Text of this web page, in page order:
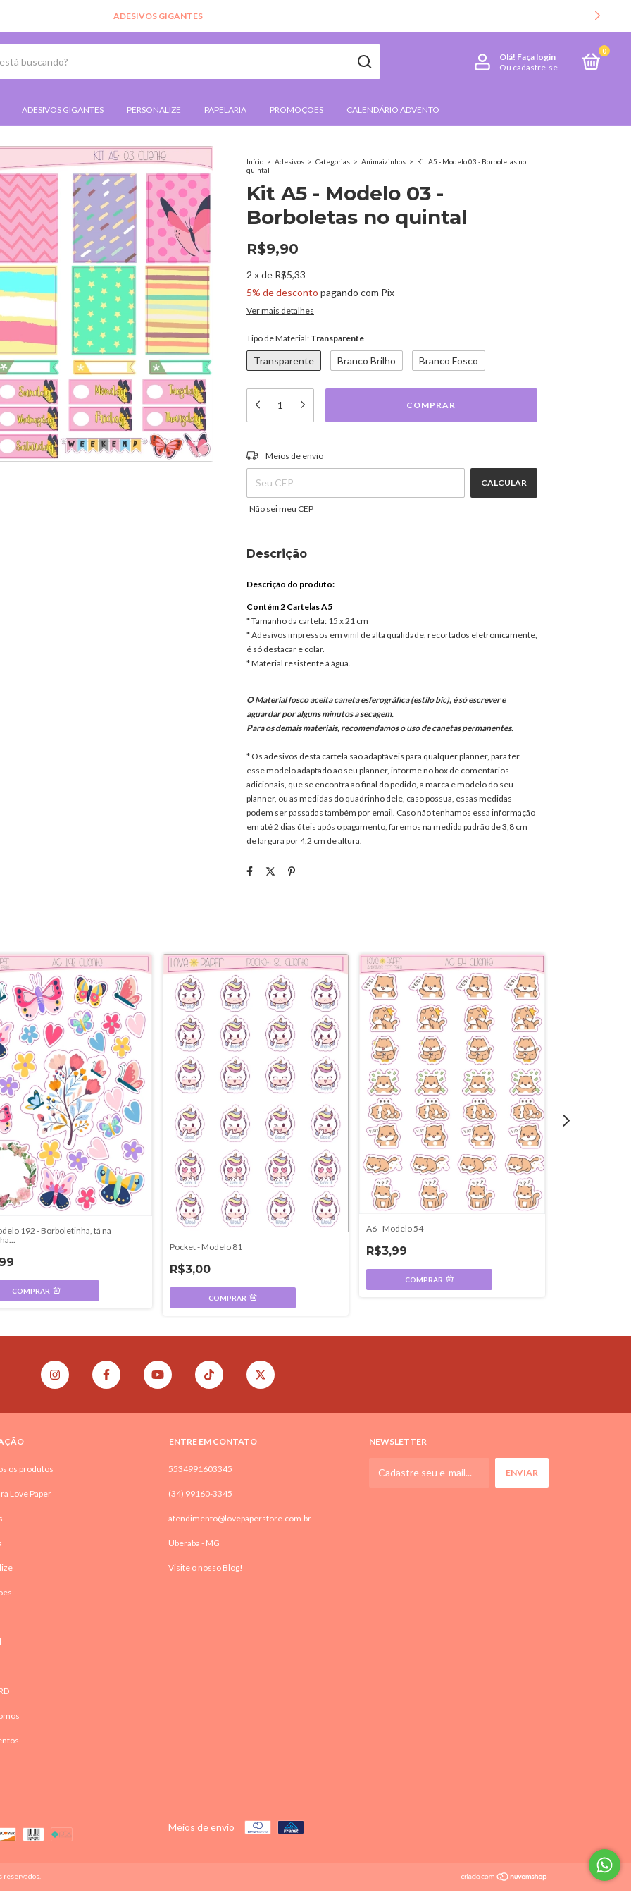
Olá! Faça login
Ou cadastre-se
0
ADESIVOS GIGANTES PERSONALIZE PAPELARIA PROMOÇÕES CALENDÁRIO ADVENTO
Início > Adesivos > Categorias > Animaizinhos > Kit A5 - Modelo 03 - Borboletas no
quintal
Kit A5 - Modelo 03 -
Borboletas no quintal
R$9,90
2 xde R$5,33
5% de desconto pagando com Pix
Ver mais detalhes
Tipo de Material: Transparente
Transparente Branco Brilho Branco Fosco
Entregas para o CEP:
Meios de envio
CALCULAR
Não sei meu CEP
Descrição
Descrição do produto:
Contém 2 Cartelas A5
* Tamanho da cartela: 15 x 21 cm
* Adesivos impressos em vinil de alta qualidade, recortados eletronicamente,
é só destacar e colar.
* Material resistente à água.
O Material fosco aceita caneta esferográfica (estilo bic), é só escrever e
aguardar por alguns minutos a secagem.
Para os demais materiais, recomendamos o uso de canetas permanentes.
* Os adesivos desta cartela são adaptáveis para qualquer planner, para ter
esse modelo adaptado ao seu planner, informe no box de comentários
adicionais, que se encontra ao final do pedido, a marca e modelo do seu
planner, ou as medidas do quadrinho dele, caso possua, essas medidas
podem ser passadas também por email. Caso não tenhamos essa informação
em até 2 dias úteis após o pagamento, faremos na medida padrão de 3,8 cm
de largura por 4,2 cm de altura.
192 - Borboletinha, tá na
COMPRAR
Pocket - Modelo 81
R$3,00
COMPRAR
A6 - Modelo 54
R$3,99
COMPRAR
os produtos
Love Paper
ENTRE EM CONTATO
5534991603345
(34) 99160-3345
atendimento@lovepaperstore.com.br
Uberaba - MG
Visite o nosso Blog!
NEWSLETTER
Meios de envio
reservados.